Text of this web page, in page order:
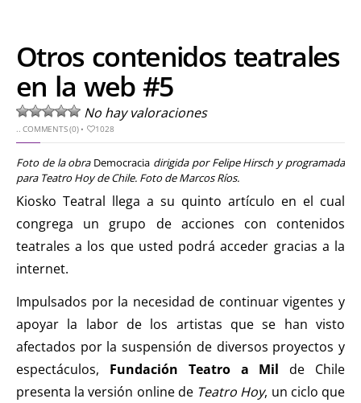
Otros contenidos teatrales
en la web #5
No hay valoraciones
..COMMENTS (0)• 1028
Foto de la obra Democracia dirigida por Felipe Hirsch y programada
para Teatro Hoy de Chile. Foto de Marcos Ríos.
Kiosko Teatral llega a su quinto artículo en el cual
congrega un grupo de acciones con contenidos
teatrales a los que usted podrá acceder gracias a la
internet.
Impulsados por la necesidad de continuar vigentes y
apoyar la labor de los artistas que se han visto
afectados por la suspensión de diversos proyectos y
espectáculos, Fundación Teatro a Mil de Chile
presenta la versión online de Teatro Hoy, un ciclo que